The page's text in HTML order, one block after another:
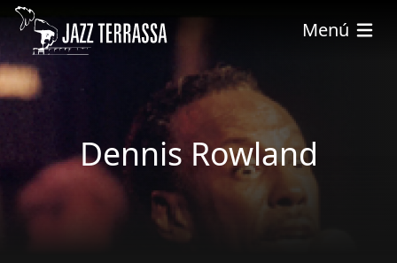
Vés al contingut
Menú
Dennis Rowland